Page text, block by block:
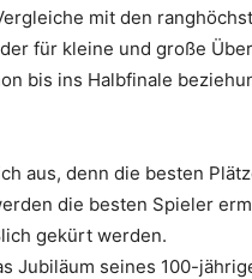
mit den
für kleine und große
bis ins Halbfinale
aus, denn die besten
die besten Spieler
gekürt werden.
Jubiläum seines 100-